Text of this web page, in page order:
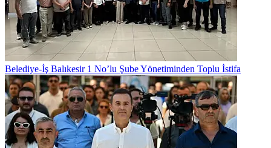
Belediye-İş Balıkesir 1 No’lu Şube Yönetiminden Toplu İstifa